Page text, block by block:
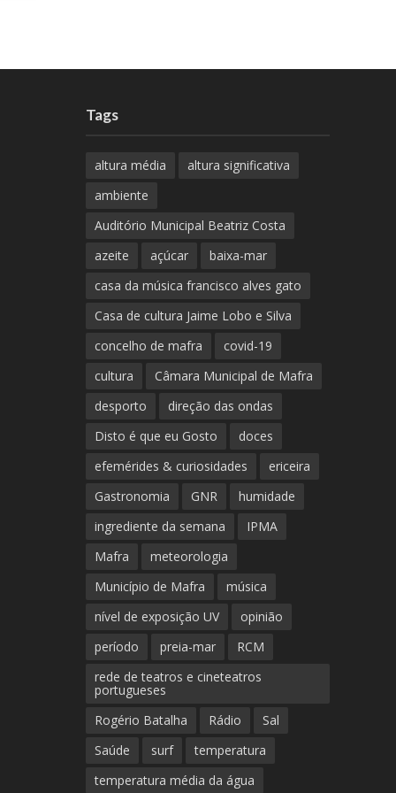
Tags
altura média
altura significativa
ambiente
Auditório Municipal Beatriz Costa
azeite
açúcar
baixa-mar
casa da música francisco alves gato
Casa de cultura Jaime Lobo e Silva
concelho de mafra
covid-19
cultura
Câmara Municipal de Mafra
desporto
direção das ondas
Disto é que eu Gosto
doces
efemérides & curiosidades
ericeira
Gastronomia
GNR
humidade
ingrediente da semana
IPMA
Mafra
meteorologia
Município de Mafra
música
nível de exposição UV
opinião
período
preia-mar
RCM
rede de teatros e cineteatros
portugueses
Rogério Batalha
Rádio
Sal
Saúde
surf
temperatura
temperatura média da água